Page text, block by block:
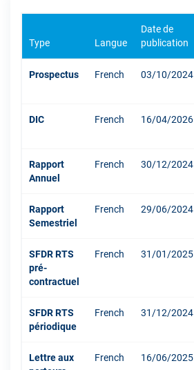
Type Langue
Date de
publication
Prospectus French 03/10/2024
DIC French 16/04/2026
Rapport
Annuel
French 30/12/2024
Rapport
Semestriel
French 29/06/2024
SFDR RTS
pré-
contractuel
French 31/01/2025
SFDR RTS
périodique
French 31/12/2024
Lettre aux
French 16/06/2025